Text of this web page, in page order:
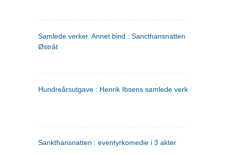
Samlede verker. Annet bind : Sancthansnatten ; Fru Inger
Østråt
Hundreårsutgave : Henrik Ibsens samlede verker. 2
Sankthansnatten : eventyrkomedie i 3 akter